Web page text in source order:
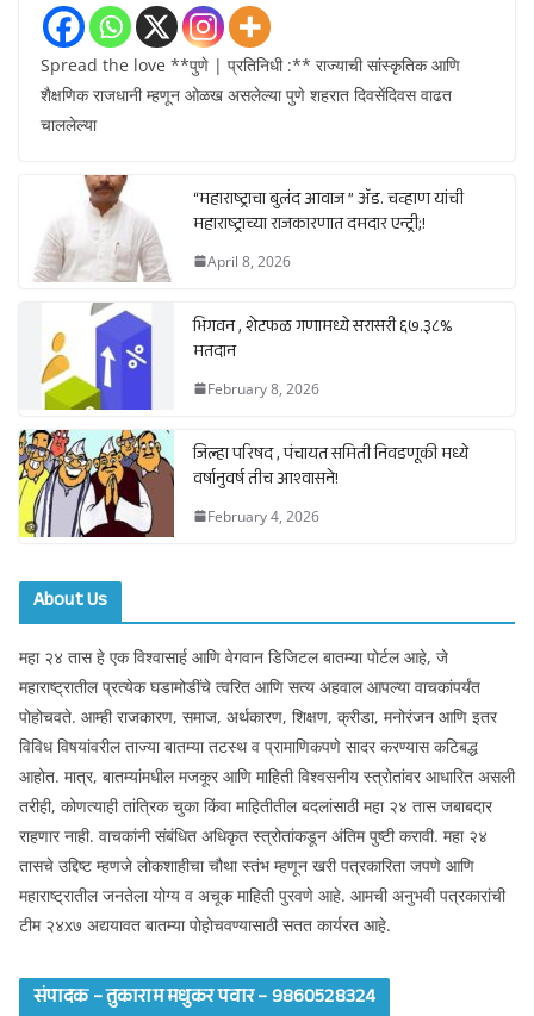
Spread the love **पुणे | प्रतिनिधी :** राज्याची सांस्कृतिक आणि
शैक्षणिक राजधानी म्हणून ओळख असलेल्या पुणे शहरात दिवसेंदिवस वाढत
चाललेल्या
“महाराष्ट्राचा बुलंद आवाज ” ॲड. चव्हाण यांची
महाराष्ट्राच्या राजकारणात दमदार एन्ट्री;!
April 8, 2026
भिगवन , शेटफळ गणामध्ये सरासरी ६७.३८%
मतदान
February 8, 2026
जिल्हा परिषद , पंचायत समिती निवडणूकी मध्ये
वर्षानुवर्ष तीच आश्वासने!
February 4, 2026
About Us
महा २४ तास हे एक विश्वासार्ह आणि वेगवान डिजिटल बातम्या पोर्टल आहे, जे
महाराष्ट्रातील प्रत्येक घडामोडींचे त्वरित आणि सत्य अहवाल आपल्या वाचकांपर्यंत
पोहोचवते. आम्ही राजकारण, समाज, अर्थकारण, शिक्षण, क्रीडा, मनोरंजन आणि इतर
विविध विषयांवरील ताज्या बातम्या तटस्थ व प्रामाणिकपणे सादर करण्यास कटिबद्ध
आहोत. मात्र, बातम्यांमधील मजकूर आणि माहिती विश्वसनीय स्त्रोतांवर आधारित असली
तरीही, कोणत्याही तांत्रिक चुका किंवा माहितीतील बदलांसाठी महा २४ तास जबाबदार
राहणार नाही. वाचकांनी संबंधित अधिकृत स्त्रोतांकडून अंतिम पुष्टी करावी. महा २४
तासचे उद्दिष्ट म्हणजे लोकशाहीचा चौथा स्तंभ म्हणून खरी पत्रकारिता जपणे आणि
महाराष्ट्रातील जनतेला योग्य व अचूक माहिती पुरवणे आहे. आमची अनुभवी पत्रकारांची
टीम २४x७ अद्ययावत बातम्या पोहोचवण्यासाठी सतत कार्यरत आहे.
संपादक – तुकाराम मधुकर पवार – 9860528324